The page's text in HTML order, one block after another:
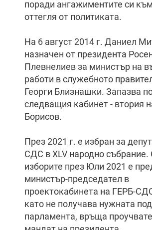
поради ангажиментите си
оттегля от политиката.
На 6 август 2014 г. Даниел
назначен от президента
Плевнелиев за министър на
работи в служебното
Георги Близнашки. Запазва
следващия кабинет - втория
Борисов.
През 2021 г. е избран за
СДС в XLV народно събрание.
изборите през Юли 2021 е
министър-председател в
проектокабинета на ГЕРБ-
като не получава нужната
парламента, връща